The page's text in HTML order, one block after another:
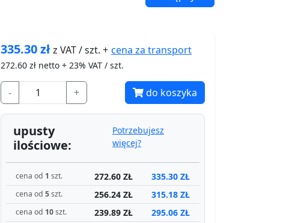
335.30złz VAT / szt. + cena za transport
272.60 zł netto + 23% VAT / szt.
- + do koszyka
upusty
ilościowe:
Potrzebujesz
więcej?
cena od 1 szt. 272.60 ZŁ 335.30 ZŁ
cena od 5szt. 256.24 ZŁ 315.18 ZŁ
cena od 10szt. 239.89 ZŁ 295.06 ZŁ